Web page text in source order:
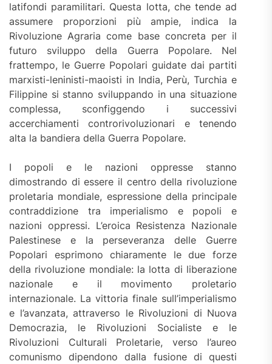
latifondi paramilitari. Questa lotta, che tende ad
assumere proporzioni più ampie, indica la
Rivoluzione Agraria come base concreta per il
futuro sviluppo della Guerra Popolare. Nel
frattempo, le Guerre Popolari guidate dai partiti
marxisti-leninisti-maoisti in India, Perù, Turchia e
Filippine si stanno sviluppando in una situazione
complessa, sconfiggendo i successivi
accerchiamenti controrivoluzionari e tenendo
alta la bandiera della Guerra Popolare.
I popoli e le nazioni oppresse stanno
dimostrando di essere il centro della rivoluzione
proletaria mondiale, espressione della principale
contraddizione tra imperialismo e popoli e
nazioni oppressi. L’eroica Resistenza Nazionale
Palestinese e la perseveranza delle Guerre
Popolari esprimono chiaramente le due forze
della rivoluzione mondiale: la lotta di liberazione
nazionale e il movimento proletario
internazionale. La vittoria finale sull’imperialismo
e l’avanzata, attraverso le Rivoluzioni di Nuova
Democrazia, le Rivoluzioni Socialiste e le
Rivoluzioni Culturali Proletarie, verso l’aureo
comunismo dipendono dalla fusione di questi